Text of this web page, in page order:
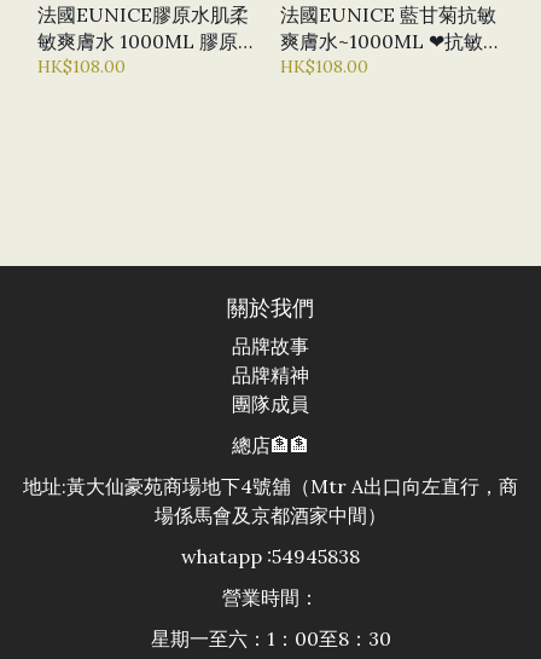
法國EUNICE膠原水肌柔
敏爽膚水 1000ML 膠原爽
膚水 EUNICE 爽膚水 保
HK$108.00
法國EUNICE 藍甘菊抗敏
爽膚水~1000ML ❤抗敏之
選💓
HK$108.00
關於我們
品牌故事
品牌精神
團隊成員
總店🏦🏦
地址:黃大仙豪苑商場地下4號舖（Mtr A出口向左直行，商
場係馬會及京都酒家中間）
whatapp :54945838
營業時間：
星期一至六：1：00至8：30